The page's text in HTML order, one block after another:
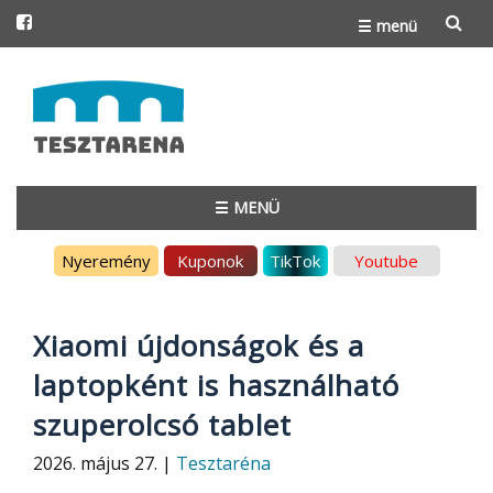
☰ menü
to
content
☰ MENÜ
Nyeremény Kuponok TikTok Youtube
Xiaomi újdonságok és a
laptopként is használható
szuperolcsó tablet
2026. május 27. | Tesztaréna